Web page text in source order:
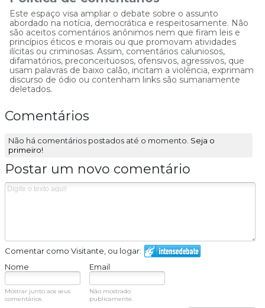
Este espaço visa ampliar o debate sobre o assunto
abordado na notícia, democrática e respeitosamente. Não
são aceitos comentários anônimos nem que firam leis e
princípios éticos e morais ou que promovam atividades
ilícitas ou criminosas. Assim, comentários caluniosos,
difamatórios, preconceituosos, ofensivos, agressivos, que
usam palavras de baixo calão, incitam a violência, exprimam
discurso de ódio ou contenham links são sumariamente
deletados.
Comentários
Não há comentários postados até o momento. Seja o
primeiro!
Postar um novo comentário
Comentar como Visitante, ou logar:
Nome
Email
Mostrar junto aos seus
comentários.
Não mostrado
publicamente.